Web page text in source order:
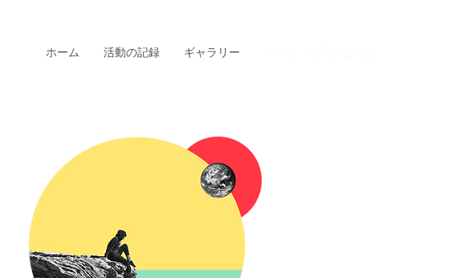
ホーム 活動の記録 ギャラリー